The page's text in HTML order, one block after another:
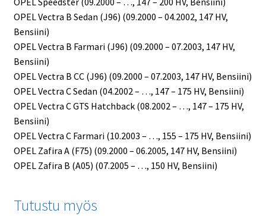
OPEL Vectra B Sedan (J96) (09.2000 – 04.2002, 147 HV,
Bensiini)
OPEL Vectra B Farmari (J96) (09.2000 – 07.2003, 147 HV,
Bensiini)
OPEL Vectra B CC (J96) (09.2000 – 07.2003, 147 HV, Bensiini)
OPEL Vectra C Sedan (04.2002 – …, 147 – 175 HV, Bensiini)
OPEL Vectra C GTS Hatchback (08.2002 – …, 147 – 175 HV,
Bensiini)
OPEL Vectra C Farmari (10.2003 – …, 155 – 175 HV, Bensiini)
OPEL Zafira A (F75) (09.2000 – 06.2005, 147 HV, Bensiini)
OPEL Zafira B (A05) (07.2005 – …, 150 HV, Bensiini)
Tutustu myös